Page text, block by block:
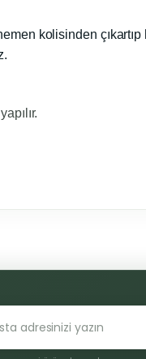
kolisinden çıkartıp
yapın!